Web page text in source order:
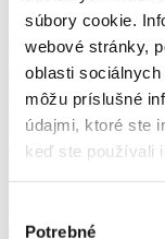
súbory cookie.
webové stránky,
oblasti
môžu príslušné
údajmi, ktoré ste
keď ste používali
Potrebné
Pozor chyba!Adresa
Automobilový
Marketing, reklama a
Bankovníctvo a
Management (1)
Výroba a priemysel
Obchod a predaj (7)
Stavebníctvo a reality
Administratíva
Ubytovanie, cestovný
Doprava a zásobovanie